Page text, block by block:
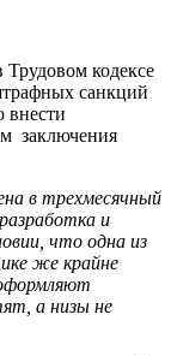
кодексе
санкций
внести
заключения
в трехмесячный
и
что одна из
же крайне
а низы не